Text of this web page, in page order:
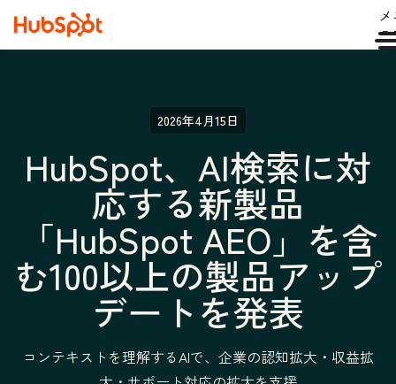
2026年4月15日
HubSpot、AI検索に対
応する新製品
「HubSpot AEO」を含
む100以上の製品アップ
デートを発表
コンテキストを理解するAIで、企業の認知拡大・収益拡